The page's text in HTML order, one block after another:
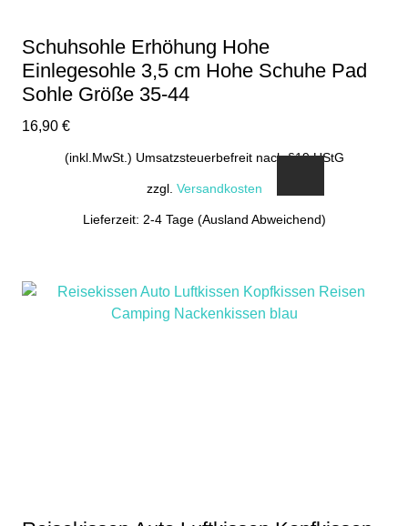
Schuhsohle Erhöhung Hohe
Einlegesohle 3,5 cm Hohe Schuhe Pad
Sohle Größe 35-44
16,90 €
(inkl.MwSt.) Umsatzsteuerbefreit nach §19 UStG
zzgl. Versandkosten
Lieferzeit: 2-4 Tage (Ausland Abweichend)